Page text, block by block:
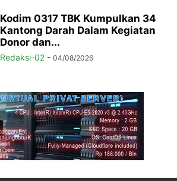
Kodim 0317 TBK Kumpulkan 34
Kantong Darah Dalam Kegiatan
Donor dan...
Redaksi-02 - 04/08/2026